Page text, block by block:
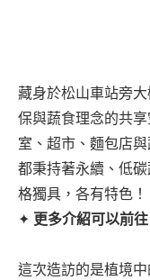
藏身於松山車站旁
保與蔬食理念的共
室、超市、麵包店
都秉持著永續、低
格獨具，各有特色！
✦ 更多介紹可以前
這次造訪的是植境